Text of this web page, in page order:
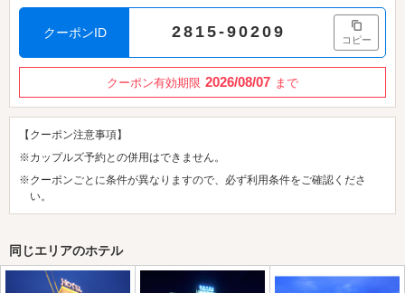
クーポンID 2815-90209 コピー
クーポン有効期限 2026/08/07 まで
【クーポン注意事項】
※カップルズ予約との併用はできません。
※クーポンごとに条件が異なりますので、必ず利用条件をご確認くださ
い。
同じエリアのホテル